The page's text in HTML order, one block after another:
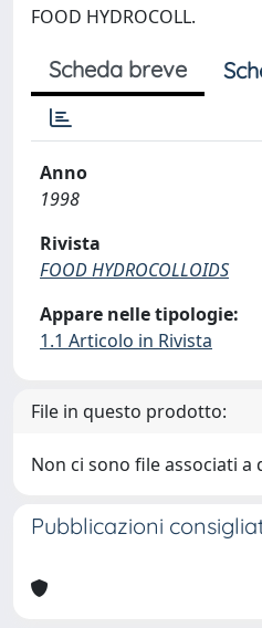
FOOD HYDROCOLL.
Scheda breve
Anno
1998
Rivista
FOOD HYDROCOLLOIDS
Appare nelle tipologie:
1.1 Articolo in Rivista
File in questo prodotto:
Non ci sono file associati
Pubblicazioni